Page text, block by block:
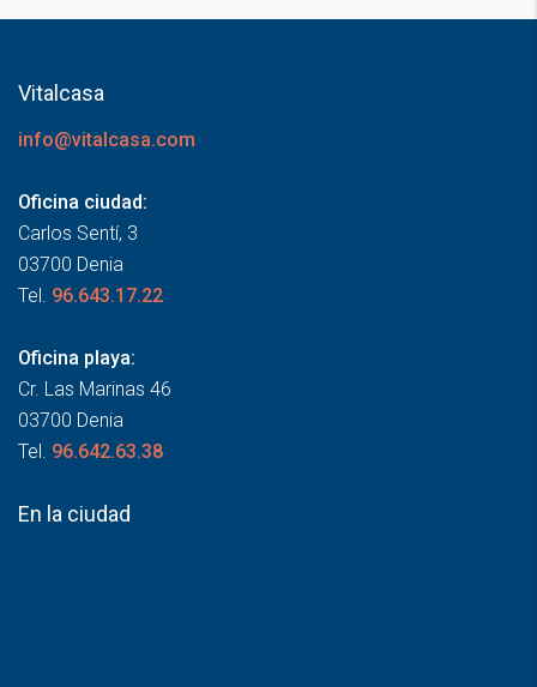
Vitalcasa
info@vitalcasa.com
Oficina ciudad:
Carlos Sentí, 3
03700 Denia
Tel. 96.643.17.22
Oficina playa:
Cr. Las Marinas 46
03700 Denia
Tel. 96.642.63.38
En la ciudad